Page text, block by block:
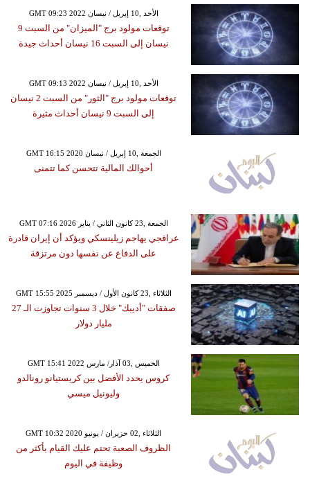
GMT 09:23 2022 الأحد ,10 إبريل / نيسان
توقعات مولود برج "الميزان" من السبت 9
نيسان إلى السبت 16 نيسان أحداث جيدة
GMT 09:13 2022 الأحد ,10 إبريل / نيسان
توقعات مولود برج "الثور" من السبت 2 نيسان
إلى السبت 9 نيسان أحداث مثيرة
GMT 16:15 2020 الجمعة ,10 إبريل / نيسان
أحوالك المالية تتحسن كما تتمنى
GMT 07:16 2026 الجمعة ,23 كانون الثاني / يناير
عراقجي يهاجم زيلينسكي ويؤكد أن إيران قادرة
على الدفاع عن نفسها دون مرتزقة
GMT 15:55 2025 الثلاثاء ,23 كانون الأول / ديسمبر
صفقات "أديبك" خلال 3 سنوات تجاوزت الـ 27
مليار دولار
GMT 15:41 2022 الخميس ,03 آذار/ مارس
كروس يحدد الأفضل بين كريستيانو رونالدو
وليونيل ميسي
GMT 10:32 2020 الثلاثاء ,02 حزيران / يونيو
الظروف الصعبة تحتم عليك القيام بأكثر من
وظيفة في اليوم